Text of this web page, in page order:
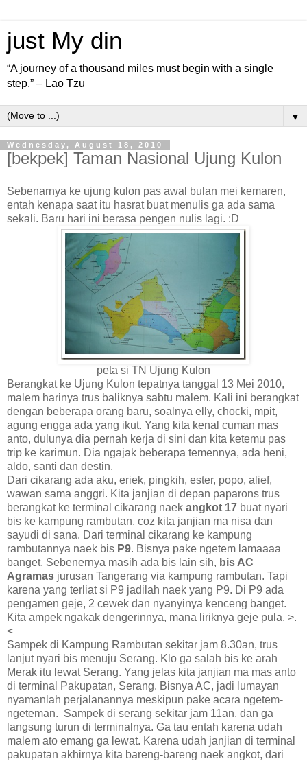
just My din
“A journey of a thousand miles must begin with a single
step.” – Lao Tzu
▼
Wednesday, August 18, 2010
[bekpek] Taman Nasional Ujung Kulon
Sebenarnya ke ujung kulon pas awal bulan mei kemaren,
entah kenapa saat itu hasrat buat menulis ga ada sama
sekali. Baru hari ini berasa pengen nulis lagi. :D
peta si TN Ujung Kulon
Berangkat ke Ujung Kulon tepatnya tanggal 13 Mei 2010,
malem harinya trus baliknya sabtu malem. Kali ini berangkat
dengan beberapa orang baru, soalnya elly, chocki, mpit,
agung engga ada yang ikut. Yang kita kenal cuman mas
anto, dulunya dia pernah kerja di sini dan kita ketemu pas
trip ke karimun. Dia ngajak beberapa temennya, ada heni,
aldo, santi dan destin.
Dari cikarang ada aku, eriek, pingkih, ester, popo, alief,
wawan sama anggri. Kita janjian di depan paparons trus
berangkat ke terminal cikarang naek angkot 17 buat nyari
bis ke kampung rambutan, coz kita janjian ma nisa dan
sayudi di sana. Dari terminal cikarang ke kampung
rambutannya naek bis P9. Bisnya pake ngetem lamaaaa
banget. Sebenernya masih ada bis lain sih, bis AC
Agramas jurusan Tangerang via kampung rambutan. Tapi
karena yang terliat si P9 jadilah naek yang P9. Di P9 ada
pengamen geje, 2 cewek dan nyanyinya kenceng banget.
Kita ampek ngakak dengerinnya, mana liriknya geje pula. >.
<
Sampek di Kampung Rambutan sekitar jam 8.30an, trus
lanjut nyari bis menuju Serang. Klo ga salah bis ke arah
Merak itu lewat Serang. Yang jelas kita janjian ma mas anto
di terminal Pakupatan, Serang. Bisnya AC, jadi lumayan
nyamanlah perjalanannya meskipun pake acara ngetem-
ngeteman. Sampek di serang sekitar jam 11an, dan ga
langsung turun di terminalnya. Ga tau entah karena udah
malem ato emang ga lewat. Karena udah janjian di terminal
pakupatan akhirnya kita bareng-bareng naek angkot, dari